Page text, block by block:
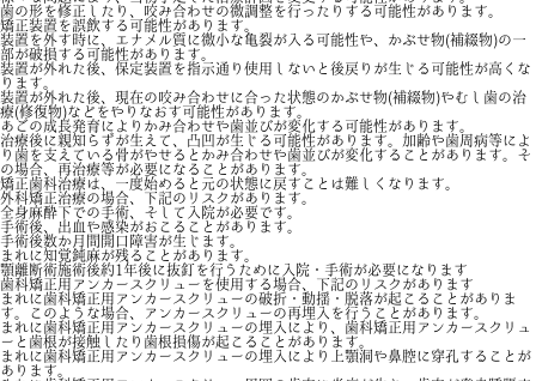
歯の形を修正したり、咬み合わせの微調整を行ったりする可能性があります。
矯正装置を誤飲する可能性があります。
装置を外す時に、エナメル質に微小な亀裂が入る可能性や、かぶせ物(補綴物)の一
部が破損する可能性があります。
装置が外れた後、保定装置を指示通り使用しないと後戻りが生じる可能性が高くな
ります。
装置が外れた後、現在の咬み合わせに合った状態のかぶせ物(補綴物)やむし歯の治
療(修復物)などをやりなおす可能性があります。
あごの成長発育によりかみ合わせや歯並びが変化する可能性があります。
治療後に親知らずが生えて、凸凹が生じる可能性があります。加齢や歯周病等によ
り歯を支えている骨がやせるとかみ合わせや歯並びが変化することがあります。そ
の場合、再治療等が必要になることがあります。
矯正歯科治療は、一度始めると元の状態に戻すことは難しくなります。
外科矯正治療の場合、下記のリスクがあります。
全身麻酔下での手術、そして入院が必要です。
手術後、出血や感染がおこることがあります。
手術後数か月間開口障害が生じます。
まれに知覚鈍麻が残ることがあります。
顎離断術施術後約1年後に抜釘を行うために入院・手術が必要になります
歯科矯正用アンカースクリューを使用する場合、下記のリスクがあります
まれに歯科矯正用アンカースクリューの破折・動揺・脱落が起こることがありま
す。このような場合、アンカースクリューの再埋入を行うことがあります。
まれに歯科矯正用アンカースクリューの埋入により、歯科矯正用アンカースクリュ
ーと歯根が接触したり歯根損傷が起こることがあります。
まれに歯科矯正用アンカースクリューの埋入により上顎洞や鼻腔に穿孔することが
あります。